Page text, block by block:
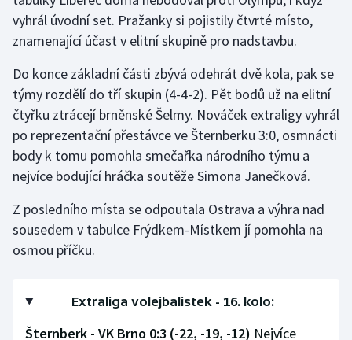
Gymnastika
Jezdectví
Judo
Krasobruslení
Lezení
Lyže a snowboard
Motorsport
vyhrál úvodní set. Pražanky si pojistily čtvrté místo,
znamenající účast v elitní skupině pro nadstavbu.
Do konce základní části zbývá odehrát dvě kola, pak se
týmy rozdělí do tří skupin (4-4-2). Pět bodů už na elitní
čtyřku ztrácejí brněnské Šelmy. Nováček extraligy vyhrál
po reprezentační přestávce ve Šternberku 3:0, osmnácti
body k tomu pomohla smečařka národního týmu a
nejvíce bodující hráčka soutěže Simona Janečková.
Z posledního místa se odpoutala Ostrava a výhra nad
sousedem v tabulce Frýdkem-Místkem jí pomohla na
osmou příčku.
Extraliga volejbalistek - 16. kolo:
Šternberk - VK Brno 0:3 (-22, -19, -12) Nejvíce